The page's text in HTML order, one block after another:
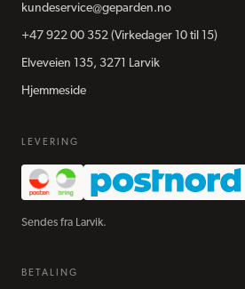
kundeservice@geparden.no
+47 922 00 352 (Virkedager 10 til 15)
Elveveien 135, 3271 Larvik
Hjemmeside
LEVERING
Sendes fra Larvik.
BETALING